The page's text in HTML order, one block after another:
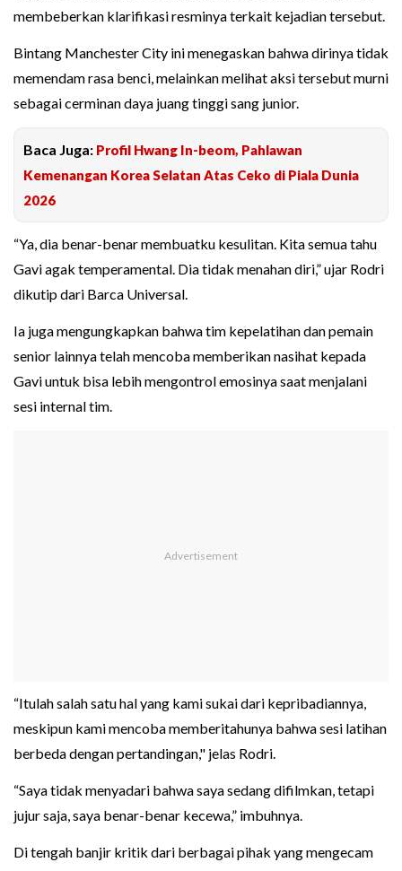
membeberkan klarifikasi resminya terkait kejadian tersebut.
Bintang Manchester City ini menegaskan bahwa dirinya tidak
memendam rasa benci, melainkan melihat aksi tersebut murni
sebagai cerminan daya juang tinggi sang junior.
Baca Juga: Profil Hwang In-beom, Pahlawan
Kemenangan Korea Selatan Atas Ceko di Piala Dunia
2026
“Ya, dia benar-benar membuatku kesulitan. Kita semua tahu
Gavi agak temperamental. Dia tidak menahan diri,” ujar Rodri
dikutip dari Barca Universal.
Ia juga mengungkapkan bahwa tim kepelatihan dan pemain
senior lainnya telah mencoba memberikan nasihat kepada
Gavi untuk bisa lebih mengontrol emosinya saat menjalani
sesi internal tim.
“Itulah salah satu hal yang kami sukai dari kepribadiannya,
meskipun kami mencoba memberitahunya bahwa sesi latihan
berbeda dengan pertandingan," jelas Rodri.
“Saya tidak menyadari bahwa saya sedang difilmkan, tetapi
jujur saja, saya benar-benar kecewa,” imbuhnya.
Di tengah banjir kritik dari berbagai pihak yang mengecam